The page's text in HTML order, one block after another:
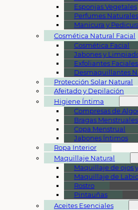
Esponjas Vegetales
Perfumes Naturales
Manicura y
Cosmética Natural Facial
Cosmética Facial
Jabones y
Exfoliantes
Desmaquillantes
Protección Solar Natural
Afeitado y Depilación
Higiene Íntima
Compresas de
Bragas Menstruales
Copa Menstrual
Jabones Íntimos
Ropa Interior
Maquillaje Natural
Maquillaje de ojos
Maquillaje de
Rostro
Pintauñas
Aceites Esenciales